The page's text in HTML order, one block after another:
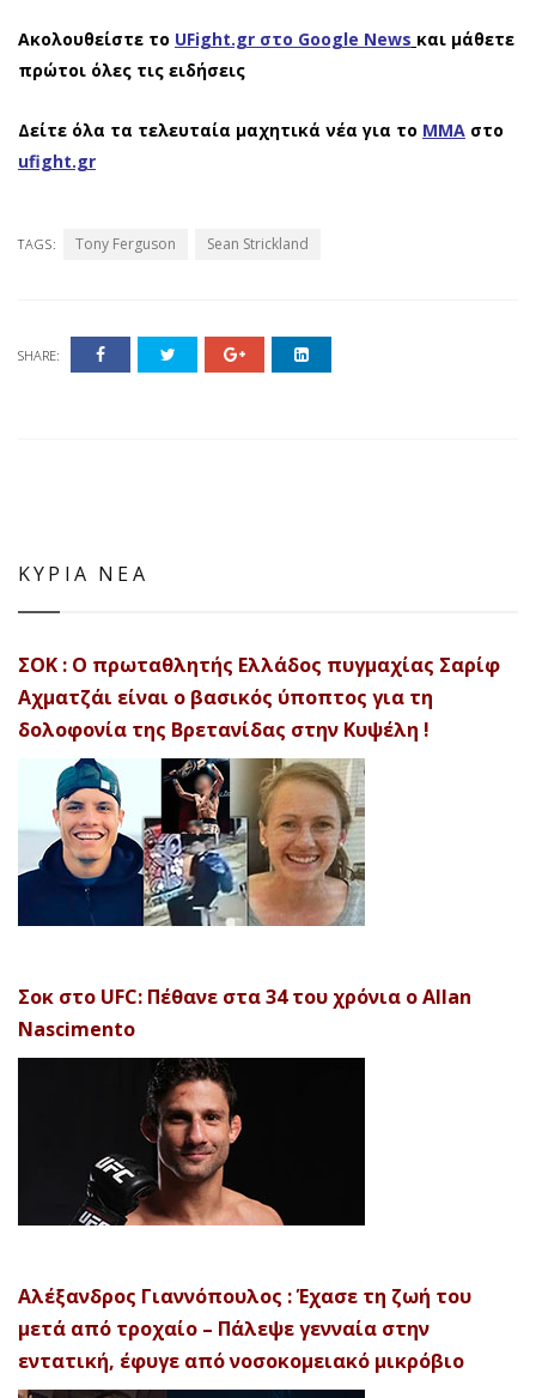
Ακολουθείστε το UFight.gr στο Google News και μάθετε
πρώτοι όλες τις ειδήσεις
Δείτε όλα τα τελευταία μαχητικά νέα για το ΜΜΑ στο
ufight.gr
TAGS: Tony Ferguson Sean Strickland
SHARE:
ΚΥΡΙΑ ΝΕΑ
ΣΟΚ : Ο πρωταθλητής Ελλάδος πυγμαχίας Σαρίφ
Αχματζάι είναι ο βασικός ύποπτος για τη
δολοφονία της Βρετανίδας στην Κυψέλη !
Σοκ στο UFC: Πέθανε στα 34 του χρόνια ο Allan
Nascimento
Αλέξανδρος Γιαννόπουλος : Έχασε τη ζωή του
μετά από τροχαίο – Πάλεψε γενναία στην
εντατική, έφυγε από νοσοκομειακό μικρόβιο